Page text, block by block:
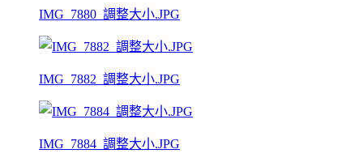
IMG_7880_調整大小.JPG
IMG_7882_調整大小.JPG
IMG_7884_調整大小.JPG